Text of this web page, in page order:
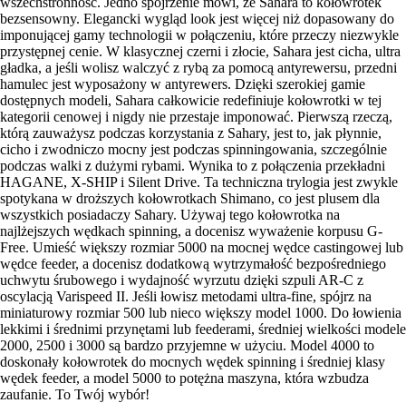
bezsensowny. Elegancki wygląd look jest więcej niż dopasowany do
imponującej gamy technologii w połączeniu, które przeczy niezwykle
przystępnej cenie. W klasycznej czerni i złocie, Sahara jest cicha, ultra
gładka, a jeśli wolisz walczyć z rybą za pomocą antyrewersu, przedni
hamulec jest wyposażony w antyrewers. Dzięki szerokiej gamie
dostępnych modeli, Sahara całkowicie redefiniuje kołowrotki w tej
kategorii cenowej i nigdy nie przestaje imponować. Pierwszą rzeczą,
którą zauważysz podczas korzystania z Sahary, jest to, jak płynnie,
cicho i zwodniczo mocny jest podczas spinningowania, szczególnie
podczas walki z dużymi rybami. Wynika to z połączenia przekładni
HAGANE, X-SHIP i Silent Drive. Ta techniczna trylogia jest zwykle
spotykana w droższych kołowrotkach Shimano, co jest plusem dla
wszystkich posiadaczy Sahary. Używaj tego kołowrotka na
najlżejszych wędkach spinning, a docenisz wyważenie korpusu G-
Free. Umieść większy rozmiar 5000 na mocnej wędce castingowej lub
wędce feeder, a docenisz dodatkową wytrzymałość bezpośredniego
uchwytu śrubowego i wydajność wyrzutu dzięki szpuli AR-C z
oscylacją Varispeed II. Jeśli łowisz metodami ultra-fine, spójrz na
miniaturowy rozmiar 500 lub nieco większy model 1000. Do łowienia
lekkimi i średnimi przynętami lub feederami, średniej wielkości modele
2000, 2500 i 3000 są bardzo przyjemne w użyciu. Model 4000 to
doskonały kołowrotek do mocnych wędek spinning i średniej klasy
wędek feeder, a model 5000 to potężna maszyna, która wzbudza
zaufanie. To Twój wybór!